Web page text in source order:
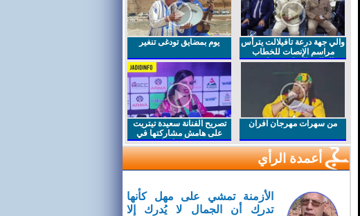
والي جهة درعة تافيلالت يترأس
مراسم الإنصات للخطاب
الملكي السامي بمناسبة
يوم بمضايق تودغى تنغير
من سهرات مهرجان افران
تصريح الفنانة سعيدة تيتريت
على هامش مشاركتها في
مهرجان افران
أعمدة الرأي
الأزمنة تمشي على مهل كأنها
تدرك أن الجمال لا يُدرك إلا